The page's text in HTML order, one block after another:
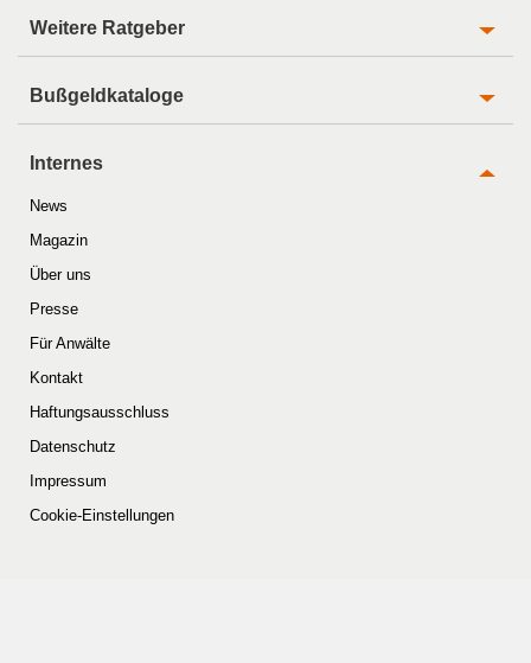
Weitere Ratgeber
Bußgeldkataloge
Internes
News
Magazin
Über uns
Presse
Für Anwälte
Kontakt
Haftungsausschluss
Datenschutz
Impressum
Cookie-Einstellungen